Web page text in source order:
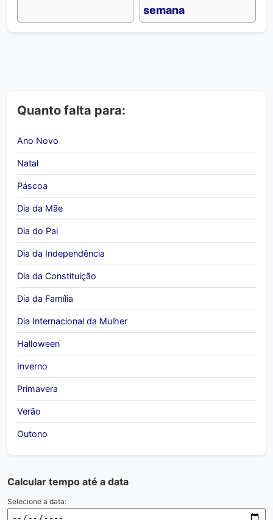
semana
Quanto falta para:
Ano Novo
Natal
Páscoa
Dia da Mãe
Dia do Pai
Dia da Independência
Dia da Constituição
Dia da Família
Dia Internacional da Mulher
Halloween
Inverno
Primavera
Verão
Outono
Calcular tempo até a data
Selecione a data: